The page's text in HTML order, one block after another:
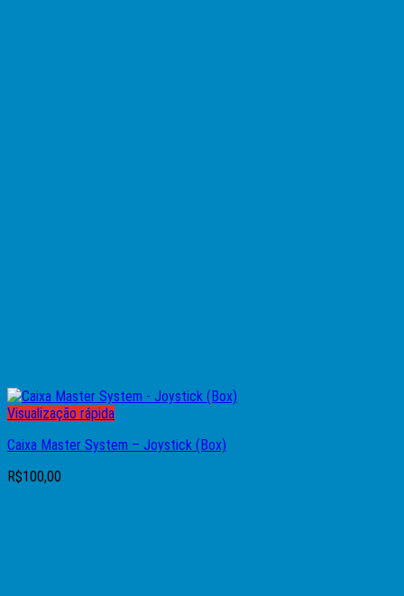
Visualização rápida
Caixa Master System – Joystick (Box)
R$100,00